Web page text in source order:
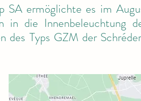
SA ermöglichte es im
in die Innenbeleuchtung
des Typs GZM der